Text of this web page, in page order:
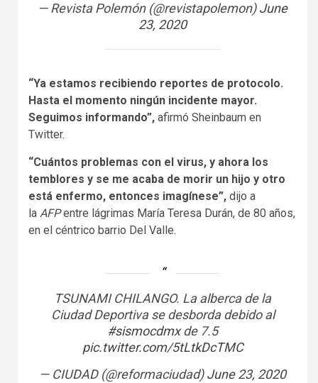
— Revista Polemón (@revistapolemon)June
23, 2020
“Ya estamos recibiendo reportes de protocolo.
Hasta el momento ningún incidente mayor.
Seguimos informando”, afirmó Sheinbaum en
Twitter.
“Cuántos problemas con el virus, y ahora los
temblores y se me acaba de morir un hijo y otro
está enfermo, entonces imagínese”, dijo a
la AFPentre lágrimas María Teresa Durán, de 80 años,
en el céntrico barrio Del Valle.
TSUNAMI CHILANGO. La alberca de la
Ciudad Deportiva se desborda debido al
#sismocdmxde 7.5
pic.twitter.com/5tLtkDcTMC
— CIUDAD (@reformaciudad)June 23, 2020